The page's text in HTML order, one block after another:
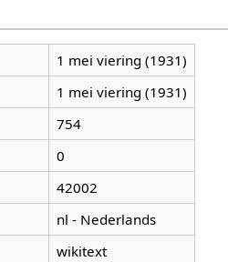
1 mei viering (1931)
1 mei viering (1931)
754
0
42002
nl - Nederlands
wikitext